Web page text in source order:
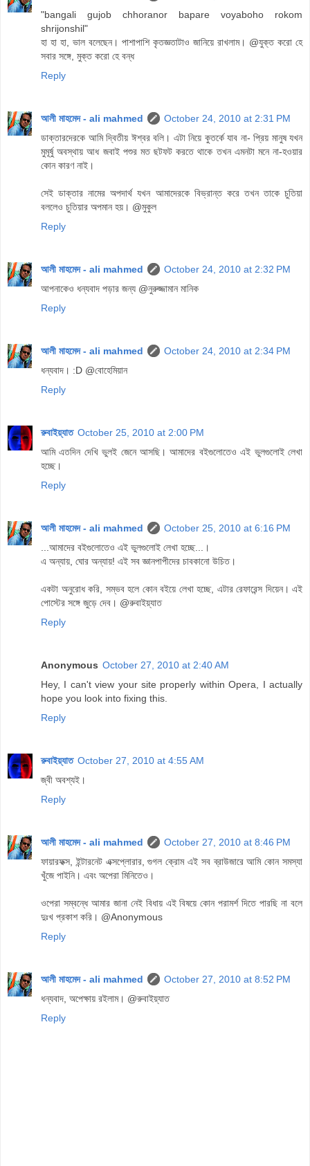
"bangali gujob chhoranor bapare voyaboho rokom
shrijonshil"
হা হা হা, ভাল বলেছেন। পাশাপাশি কৃতজ্ঞতাটাও জানিয়ে রাখলাম। @যুক্ত করো হে
সবার সঙ্গে, মুক্ত করো হে বন্ধ
Reply
আলী মাহমেদ - ali mahmed
October 24, 2010 at 2:31 PM
ডাক্তারদেরকে আমি দ্বিতীয় ঈশ্বর বলি। এটা নিয়ে কুতর্কে যাব না- প্রিয় মানুষ যখন
মুমূর্ষু অবস্থায় আধ জবাই পশুর মত ছটফট করতে থাকে তখন এমনটা মনে না-হওয়ার
কোন কারণ নাই।
সেই ডাক্তার নামের অপদার্থ যখন আমাদেরকে বিভ্রান্ত করে তখন তাকে চুতিয়া
বললেও চুতিয়ার অপমান হয়। @মুকুল
Reply
আলী মাহমেদ - ali mahmed
October 24, 2010 at 2:32 PM
আপনাকেও ধন্যবাদ পড়ার জন্য @নুরুজ্জামান মানিক
Reply
আলী মাহমেদ - ali mahmed
October 24, 2010 at 2:34 PM
ধন্যবাদ। :D @বোহেমিয়ান
Reply
রুবাইয়্যাত October 25, 2010 at 2:00 PM
আমি এতদিন দেখি ভুলই জেনে আসছি। আমাদের বইগুলোতেও এই ভুলগুলোই লেখা
হচ্ছে।
Reply
আলী মাহমেদ - ali mahmed
October 25, 2010 at 6:16 PM
...আমাদের বইগুলোতেও এই ভুলগুলোই লেখা হচ্ছে...।
এ অন্যায়, ঘোর অন্যায়! এই সব জ্ঞানপাপীদের চাবকানো উচিত।
একটা অনুরোধ করি, সম্ভব হলে কোন বইয়ে লেখা হচ্ছে, এটার রেফারেন্স দিয়েন। এই
পোস্টের সঙ্গে জুড়ে দেব। @রুবাইয়্যাত
Reply
Anonymous October 27, 2010 at 2:40 AM
Hey, I can't view your site properly within Opera, I actually
hope you look into fixing this.
Reply
রুবাইয়্যাত October 27, 2010 at 4:55 AM
জ্বী অবশ্যই।
Reply
আলী মাহমেদ - ali mahmed
October 27, 2010 at 8:46 PM
ফায়ারফক্স, ইন্টারনেট এক্সপ্লোরার, গুগল ক্রোম এই সব ব্রাউজারে আমি কোন সমস্যা
খুঁজে পাইনি। এবং অপেরা মিনিতেও।
ওপেরা সম্বন্ধে আমার জানা নেই বিধায় এই বিষয়ে কোন পরামর্শ দিতে পারছি না বলে
দুঃখ প্রকাশ করি। @Anonymous
Reply
আলী মাহমেদ - ali mahmed
October 27, 2010 at 8:52 PM
ধন্যবাদ, অপেক্ষায় রইলাম। @রুবাইয়্যাত
Reply